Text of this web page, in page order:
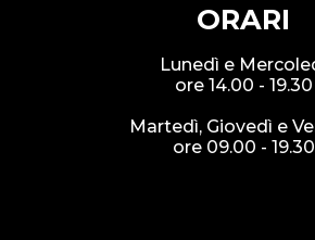
ORARI
Lunedì e
ore 14.00 - 19.30
Martedì, Giovedì e
ore 09.00 - 19.30